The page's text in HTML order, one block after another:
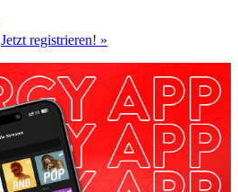
Jetzt registrieren! »